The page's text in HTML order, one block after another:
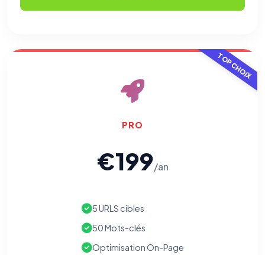
TOP CHOIX
PRO
€199/an
5 URLS cibles
50 Mots-clés
Optimisation On-Page